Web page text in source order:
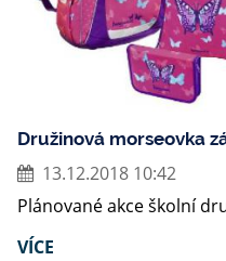
Družinová morseovka
13.12.2018 10:42
Plánované akce školní
VÍCE